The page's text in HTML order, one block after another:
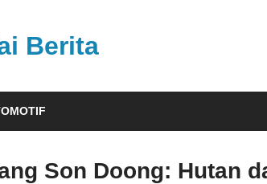
Berita
Son Doong: Hutan